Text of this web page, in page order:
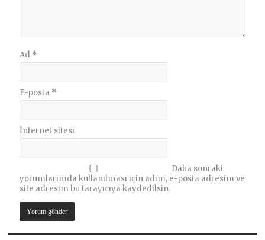
Ad *
E-posta *
İnternet sitesi
Daha sonraki
yorumlarımda kullanılması için adım, e-posta adresim ve
site adresim bu tarayıcıya kaydedilsin.